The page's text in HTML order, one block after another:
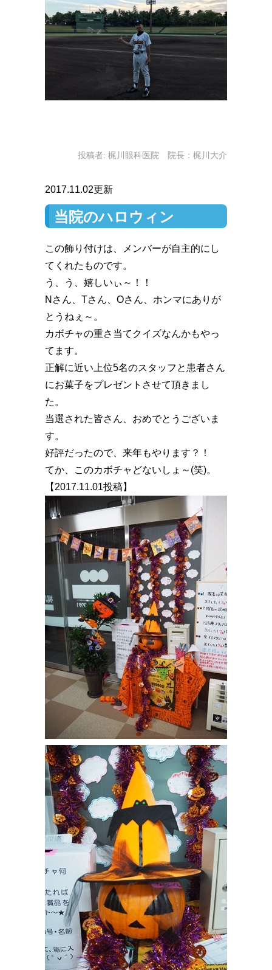
投稿者: 梶川眼科医院 院長：梶川大介
2017.11.02更新
当院のハロウィン
この飾り付けは、メンバーが自主的にし
てくれたものです。
う、う、嬉しいぃ～！！
Nさん、Tさん、Oさん、ホンマにありが
とうねぇ～。
カボチャの重さ当てクイズなんかもやっ
てます。
正解に近い上位5名のスタッフと患者さん
にお菓子をプレゼントさせて頂きまし
た。
当選された皆さん、おめでとうございま
す。
好評だったので、来年もやります？！
てか、このカボチャどないしょ～(笑)。
【2017.11.01投稿】